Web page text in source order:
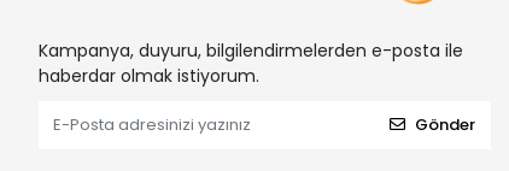
Kampanya, duyuru, bilgilendirmelerden e-posta ile
haberdar olmak istiyorum.
Gönder